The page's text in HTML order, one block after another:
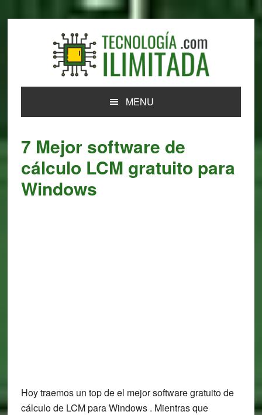
MENU
7 Mejor software de
cálculo LCM gratuito para
Windows
Hoy traemos un top de el mejor software gratuito de
cálculo de LCM para Windows . Mientras que